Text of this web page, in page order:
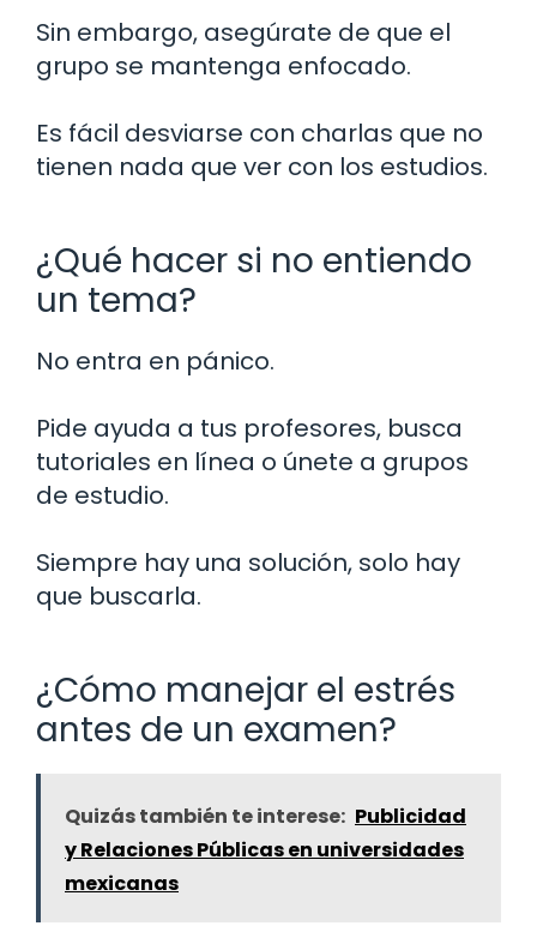
Sin embargo, asegúrate de que el
grupo se mantenga enfocado.
Es fácil desviarse con charlas que no
tienen nada que ver con los estudios.
¿Qué hacer si no entiendo
un tema?
No entra en pánico.
Pide ayuda a tus profesores, busca
tutoriales en línea o únete a grupos
de estudio.
Siempre hay una solución, solo hay
que buscarla.
¿Cómo manejar el estrés
antes de un examen?
Quizás también te interese: Publicidad
y Relaciones Públicas en universidades
mexicanas